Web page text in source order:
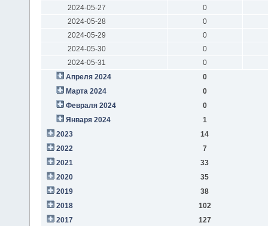
2024-05-27
0
2024-05-28
0
2024-05-29
0
2024-05-30
0
2024-05-31
0
Апреля 2024
0
Марта 2024
0
Февраля 2024
0
Января 2024
1
2023
14
2022
7
2021
33
2020
35
2019
38
2018
102
2017
127